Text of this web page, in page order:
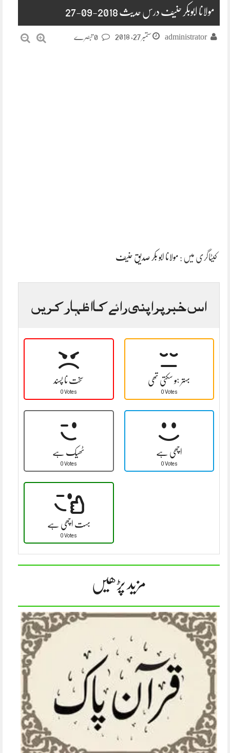
مولانا ابوبکر حنیف درس حدیث 2018-09-27
administrator ستمبر 27, 2018
کیٹاگری میں : مولانا ابو بکر صدیق حنیف
اس خبر پر اپنی رائے کا اظہار کریں
سخت نا پسند
0 Votes
بہتر ہو سکتی تھی
0 Votes
ٹھیک ہے
0 Votes
اچھی ہے
0 Votes
بہت اچھی ہے
0 Votes
مزید پڑھیں